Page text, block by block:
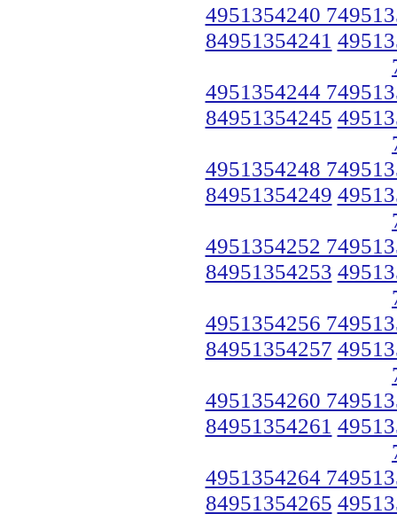
4951354240
84951354241
4951354244
84951354245
4951354248
84951354249
4951354252
84951354253
4951354256
84951354257
4951354260
84951354261
4951354264
84951354265